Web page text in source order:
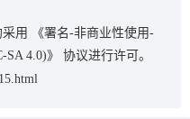
用
《署名-非商业性使用-
4.0)》
协议进行许可。